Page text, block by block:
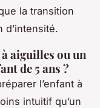
la transition
d’intensité.
aiguilles ou un
de 5 ans ?
l’enfant à
intuitif qu’un